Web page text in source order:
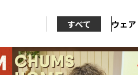
すべて ウェア